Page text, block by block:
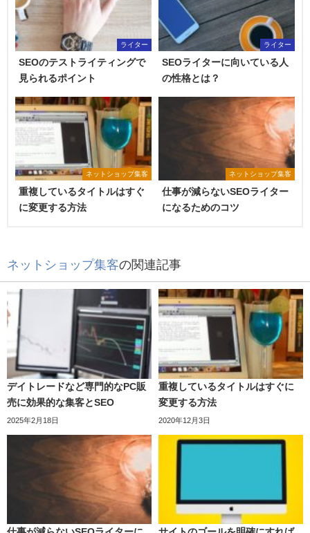
ライター
SEOのテストライティングで
見られるポイント
ライター
SEOライターに向いている人
の性格とは？
ネットショップ集客
重複しているタイトルはすぐ
に変更する方法
ネットショップ集客
仕事が減らないSEOライター
になるためのコツ
ネットショップ集客の関連記事
デイトレードなど専門的なPC販
売に効果的な集客とSEO
2025年2月18日
重複しているタイトルはすぐに
変更する方法
2020年12月3日